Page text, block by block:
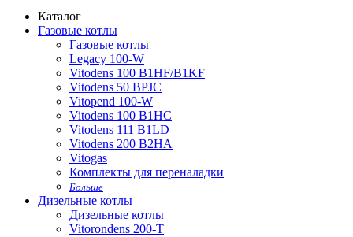
Каталог
Газовые котлы
Газовые котлы
Legacy 100-W
Vitodens 100 B1HF/B1KF
Vitodens 50 BPJC
Vitopend 100-W
Vitodens 100 B1HC
Vitodens 111 B1LD
Vitodens 200 B2HA
Vitogas
Комплекты для переналадки
Больше
Дизельные котлы
Дизельные котлы
Vitorondens 200-T